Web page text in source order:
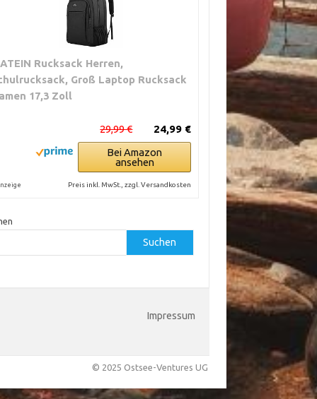
Rucksack Herren,
Groß Laptop Rucksack
17,3 Zoll
24,99 €
29,99 €
Bei Amazon
ansehen
Preis inkl. MwSt., zzgl. Versandkosten
Suchen
Impressum
© 2025 Ostsee-Ventures UG